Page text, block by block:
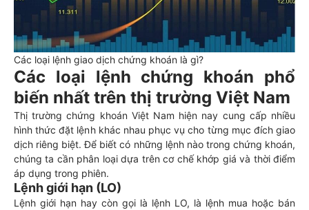
Các loại lệnh giao dịch chứng khoán là gì?
Các loại lệnh chứng khoán phổ
biến nhất trên thị trường Việt Nam
Thị trường chứng khoán Việt Nam hiện nay cung cấp nhiều
hình thức đặt lệnh khác nhau phục vụ cho từng mục đích giao
dịch riêng biệt. Để biết có những lệnh nào trong chứng khoán,
chúng ta cần phân loại dựa trên cơ chế khớp giá và thời điểm
áp dụng trong phiên.
Lệnh giới hạn (LO)
Lệnh giới hạn hay còn gọi là lệnh LO, là lệnh mua hoặc bán